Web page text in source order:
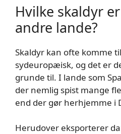
Hvilke skaldyr
andre lande?
Skaldyr kan ofte komme
sydeuropæisk, og det er
grunde til. I lande som
der nemlig spist mange
end der gør herhjemme i
Herudover eksporterer